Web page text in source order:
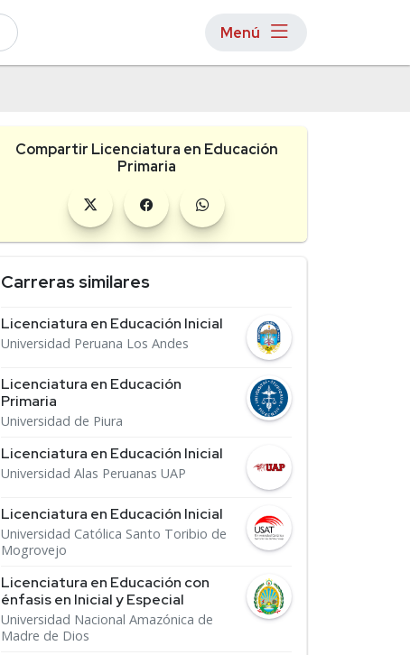
Menú
Compartir Licenciatura en Educación
Primaria
Carreras similares
Licenciatura en Educación Inicial
Universidad Peruana Los Andes
Licenciatura en Educación
Primaria
Universidad de Piura
Licenciatura en Educación Inicial
Universidad Alas Peruanas UAP
Licenciatura en Educación Inicial
Universidad Católica Santo Toribio de
Mogrovejo
Licenciatura en Educación con
énfasis en Inicial y Especial
Universidad Nacional Amazónica de
Madre de Dios